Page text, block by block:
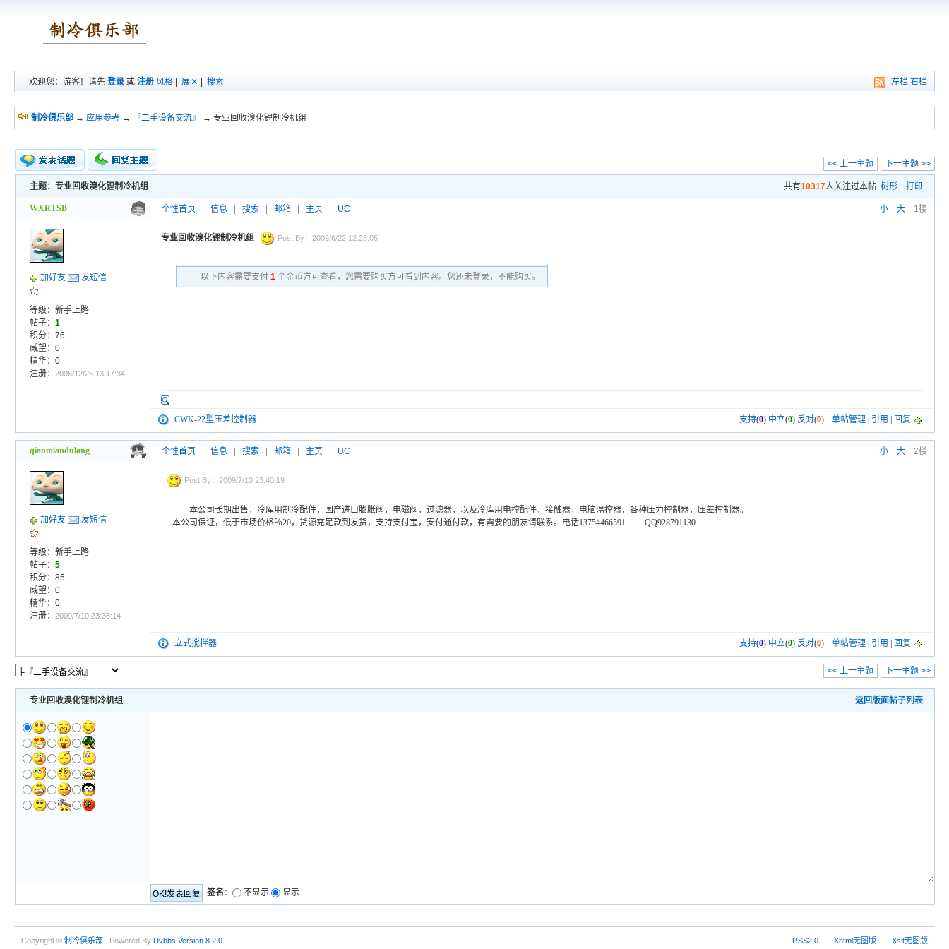
左栏 右栏
欢迎您：游客！请先登录 或注册 风格 |展区 |搜索
制冷俱乐部 →应用参考 → 『二手设备交流』 → 专业回收溴化锂制冷机组
新的主题
投票帖
小字报
下一主题 >>
<< 上一主题
共有10317人关注过本帖 树形 打印
主题：专业回收溴化锂制冷机组
WXRTSB 小 大 1楼
个性首页 信息 搜索 邮箱 主页 UC
加好友 发短信
等级：新手上路
帖子： 1
积分：76
威望：0
精华：0
注册：
2008/12/25 13:17:34
专业回收溴化锂制冷机组 Post By：2009/6/22 12:25:05
以下内容需要支付 1 个金币方可查看，您需要购买方可看到内容。您还未登录，不能购买。
CWK-22型压差控制器 支持(0) 中立(0) 反对(0) 单帖管理 引用 回复
qianmiandulang 小 大 2楼
个性首页 信息 搜索 邮箱 主页 UC
加好友 发短信
等级：新手上路
帖子： 5
积分：85
威望：0
精华：0
注册：
2009/7/10 23:38:14
Post By：2009/7/10 23:40:19
本公司长期出售，冷库用制冷配件，国产进口膨胀阀，电磁阀，过滤器，以及冷库用电控配件，接触器，电脑温控器，各种压力控制器，压差控制器。
本公司保证，低于市场价格％20，货源充足款到发货，支持支付宝，安付通付款，有需要的朋友请联系。电话13754466591 QQ928791130
立式搅拌器 支持(0) 中立(0) 反对(0) 单帖管理 引用 回复
下一主题 >>
<< 上一主题
返回版面帖子列表
专业回收溴化锂制冷机组
签名 ： 不显示 显示
RSS2.0 Xhtml无图版 Xslt无图版
Copyright ©制冷俱乐部 Powered ByDvbbs Version 8.2.0